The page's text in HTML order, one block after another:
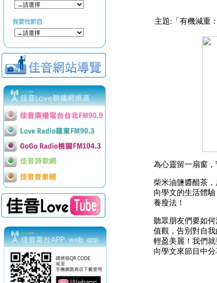
主題:「有機減重
為心靈留一扇窗
柴米油鹽醬醋茶
向學文的生活體
養瘦法！
聽眾朋友們要如
值觀，告別對自
輕盈美麗！我們
向學文來節目中分